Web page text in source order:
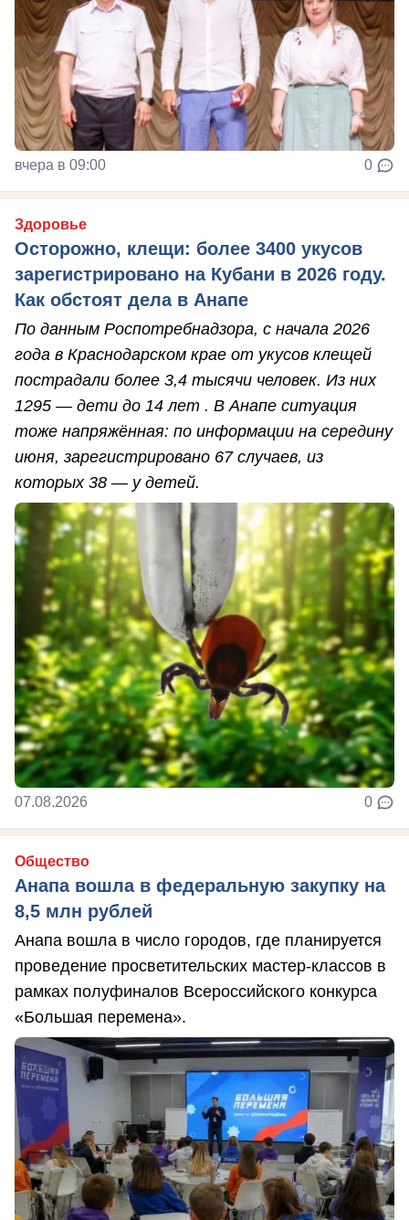
вчера в 09:00 0
Здоровье
Осторожно, клещи: более 3400 укусов
зарегистрировано на Кубани в 2026 году.
Как обстоят дела в Анапе
По данным Роспотребнадзора, с начала 2026
года в Краснодарском крае от укусов клещей
пострадали более 3,4 тысячи человек. Из них
1295 — дети до 14 лет . В Анапе ситуация
тоже напряжённая: по информации на середину
июня, зарегистрировано 67 случаев, из
которых 38 — у детей.
07.08.2026 0
Общество
Анапа вошла в федеральную закупку на
8,5 млн рублей
Анапа вошла в число городов, где планируется
проведение просветительских мастер-классов в
рамках полуфиналов Всероссийского конкурса
«Большая перемена».